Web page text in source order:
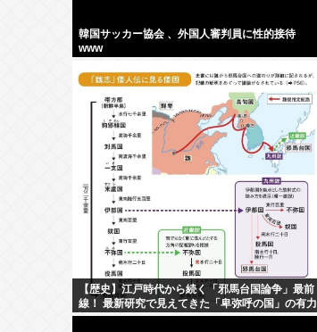
韓国サッカー協会 、外国人審判員に性的接待
www
【歴史】江戸時代から続く「邪馬台国論争」最前
線！ 最新研究で見えてきた「卑弥呼の国」の有力
説